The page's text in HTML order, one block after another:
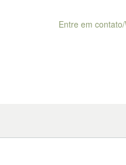
Entre em